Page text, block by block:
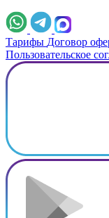
Тарифы Договор
Пользовательское